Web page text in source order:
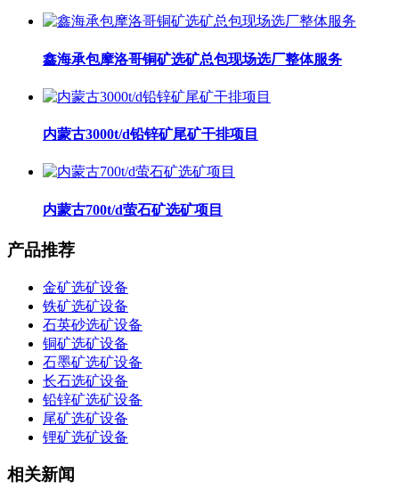
鑫海承包摩洛哥铜矿选矿总包现场选厂整体服务
内蒙古3000t/d铅锌矿尾矿干排项目
内蒙古700t/d萤石矿选矿项目
产品推荐
金矿选矿设备
铁矿选矿设备
石英砂选矿设备
铜矿选矿设备
石墨矿选矿设备
长石选矿设备
铅锌矿选矿设备
尾矿选矿设备
锂矿选矿设备
相关新闻